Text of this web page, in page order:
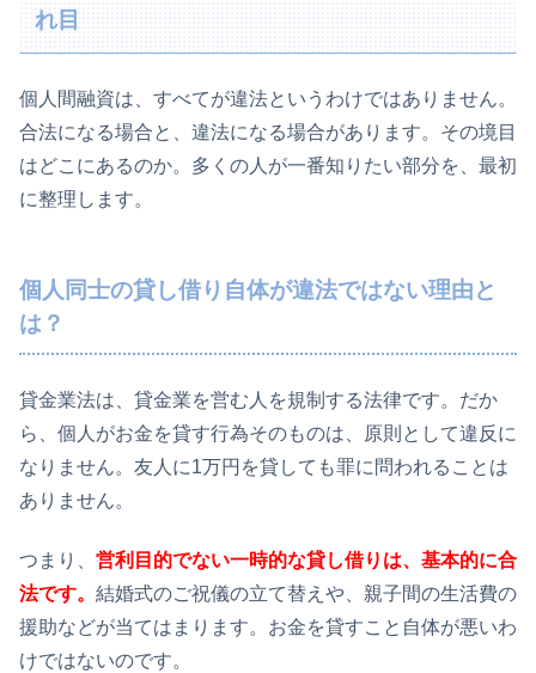
れ目
個人間融資は、すべてが違法というわけではありません。
合法になる場合と、違法になる場合があります。その境目
はどこにあるのか。多くの人が一番知りたい部分を、最初
に整理します。
個人同士の貸し借り自体が違法ではない理由と
は？
貸金業法は、貸金業を営む人を規制する法律です。だか
ら、個人がお金を貸す行為そのものは、原則として違反に
なりません。友人に1万円を貸しても罪に問われることは
ありません。
つまり、 営利目的でない一時的な貸し借りは、基本的に合
法です。 結婚式のご祝儀の立て替えや、親子間の生活費の
援助などが当てはまります。お金を貸すこと自体が悪いわ
けではないのです。